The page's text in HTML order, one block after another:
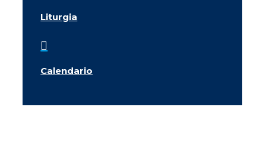
Liturgia

Calendario